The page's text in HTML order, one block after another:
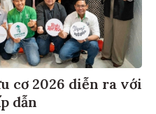
cơ 2026 diễn ra với
dẫn